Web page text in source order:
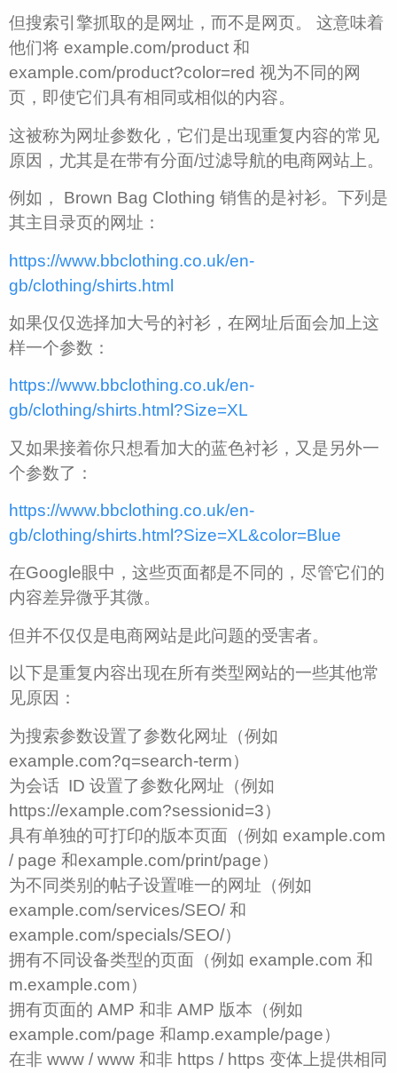
但搜索引擎抓取的是网址，而不是网页。 这意味着
他们将 example.com/product 和
example.com/product?color=red 视为不同的网
页，即使它们具有相同或相似的内容。
这被称为网址参数化，它们是出现重复内容的常见
原因，尤其是在带有分面/过滤导航的电商网站上。
例如， Brown Bag Clothing 销售的是衬衫。下列是
其主目录页的网址：
https://www.bbclothing.co.uk/en-
gb/clothing/shirts.html
如果仅仅选择加大号的衬衫，在网址后面会加上这
样一个参数：
https://www.bbclothing.co.uk/en-
gb/clothing/shirts.html?Size=XL
又如果接着你只想看加大的蓝色衬衫，又是另外一
个参数了：
https://www.bbclothing.co.uk/en-
gb/clothing/shirts.html?Size=XL&color=Blue
在Google眼中，这些页面都是不同的，尽管它们的
内容差异微乎其微。
但并不仅仅是电商网站是此问题的受害者。
以下是重复内容出现在所有类型网站的一些其他常
见原因：
为搜索参数设置了参数化网址（例如
example.com?q=search-term）
为会话 ID 设置了参数化网址（例如
https://example.com?sessionid=3）
具有单独的可打印的版本页面（例如 example.com
/ page 和example.com/print/page）
为不同类别的帖子设置唯一的网址（例如
example.com/services/SEO/ 和
example.com/specials/SEO/）
拥有不同设备类型的页面（例如 example.com 和
m.example.com）
拥有页面的 AMP 和非 AMP 版本（例如
example.com/page 和amp.example/page）
在非 www / www 和非 https / https 变体上提供相同